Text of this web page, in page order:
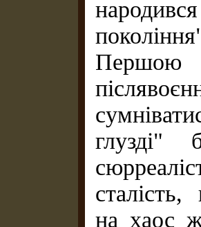
Першою
глузді"
сталість,
на хаос